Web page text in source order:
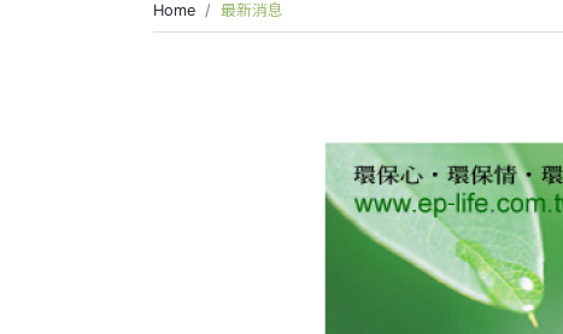
Home 最新消息